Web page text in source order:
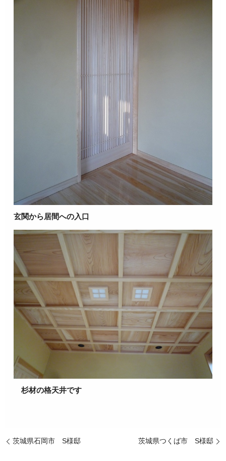
玄関から居間への入口
杉材の格天井です
茨城県石岡市 S様邸 茨城県つくば市 S様邸